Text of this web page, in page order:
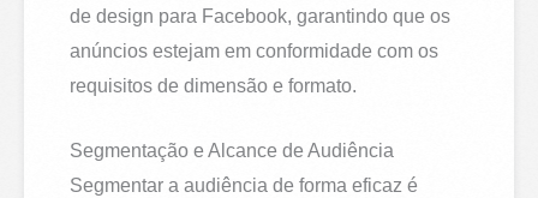
de design para Facebook, garantindo que os
anúncios estejam em conformidade com os
requisitos de dimensão e formato.
Segmentação e Alcance de Audiência
Segmentar a audiência de forma eficaz é